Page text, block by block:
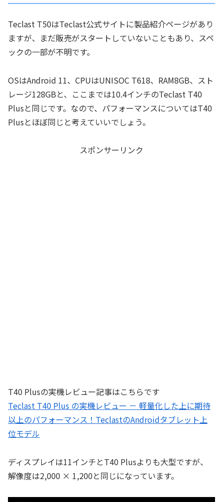
Teclast T50はTeclast公式サイトに製品紹介ページがあり
ますが、まだ販売がスタートしていないこともあり、スペ
ックの一部が不明です。
OSはAndroid 11、CPUはUNISOC T618、RAM8GB、スト
レージ128GBと、ここまでは10.4インチのTeclast T40
Plusと同じです。なので、パフォーマンスについてはT40
Plusとほぼ同じと考えていいでしょう。
スポンサーリンク
T40 Plusの実機レビュー記事はこちらです
Teclast T40 Plus の実機レビュー － 軽量化した上に期待
以上のパフォーマンス！TeclastのAndroidタブレット上
位モデル
ディスプレイは11インチとT40 Plusよりも大型ですが、
解像度は2,000 × 1,200と同じになっています。